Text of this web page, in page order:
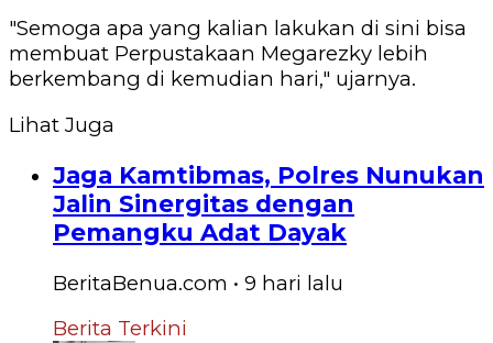
"Semoga apa yang kalian lakukan di sini bisa
membuat Perpustakaan Megarezky lebih
berkembang di kemudian hari," ujarnya.
Lihat Juga
Jaga Kamtibmas, Polres Nunukan
Jalin Sinergitas dengan
Pemangku Adat Dayak
BeritaBenua.com • 9 hari lalu
Berita Terkini